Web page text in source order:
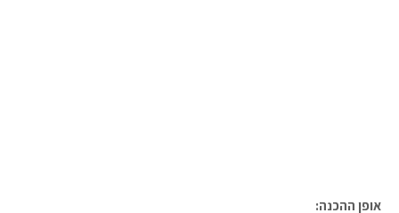
אופן ההכנה: